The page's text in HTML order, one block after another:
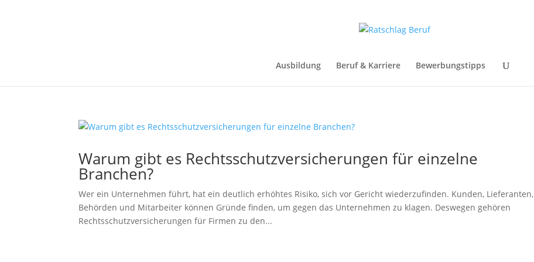
Ausbildung Beruf & Karriere Bewerbungstipps
Warum gibt es Rechtsschutzversicherungen für einzelne
Branchen?
Wer ein Unternehmen führt, hat ein deutlich erhöhtes Risiko, sich vor Gericht wiederzufinden. Kunden, Lieferanten,
Behörden und Mitarbeiter können Gründe finden, um gegen das Unternehmen zu klagen. Deswegen gehören
Rechtsschutzversicherungen für Firmen zu den...